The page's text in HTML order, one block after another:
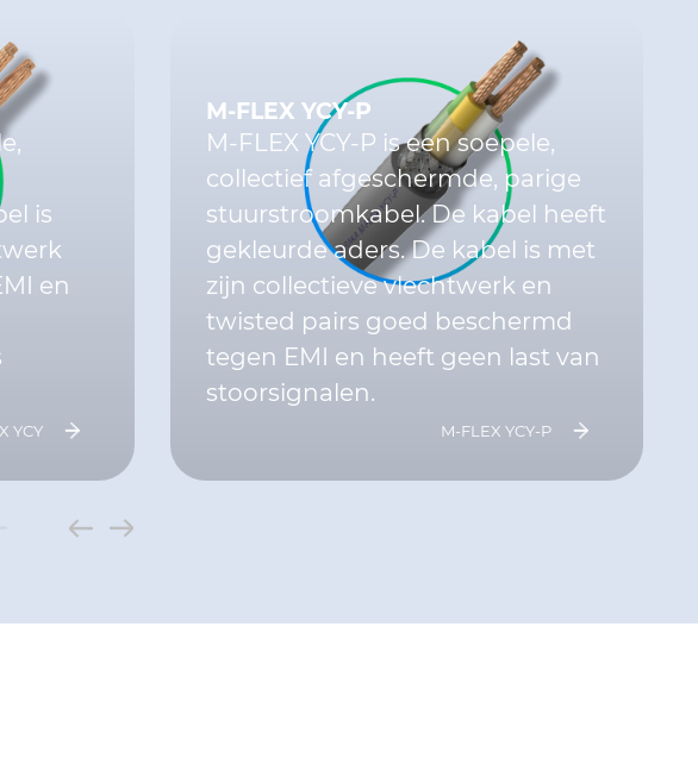
is
en
YCY
M-FLEX YCY-P
M-FLEX YCY-P is een soepele,
collectief afgeschermde, parige
stuurstroomkabel. De kabel heeft
gekleurde aders. De kabel is met
zijn collectieve vlechtwerk en
twisted pairs goed beschermd
tegen EMI en heeft geen last van
stoorsignalen.
M-FLEX YCY-P